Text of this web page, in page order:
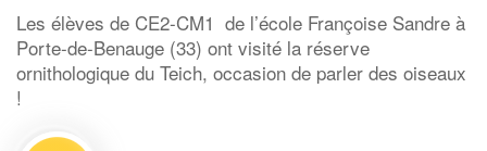
Les élèves de CE2-CM1 de l’école Françoise Sandre à
Porte-de-Benauge (33) ont visité la réserve
ornithologique du Teich, occasion de parler des oiseaux
!